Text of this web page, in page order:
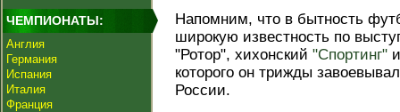
ЧЕМПИОНАТЫ:
Англия
Германия
Испания
Италия
Франция
Напомним, что в бытность
широкую известность по
"Ротор", хихонский "Спортинг"
которого он трижды
России.